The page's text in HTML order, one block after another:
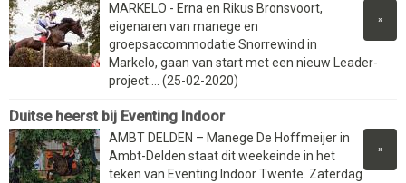
»
MARKELO - Erna en Rikus Bronsvoort,
eigenaren van manege en
groepsaccommodatie Snorrewind in
Markelo, gaan van start met een nieuw Leader-
project:... (25-02-2020)
Duitse heerst bij Eventing Indoor
»
AMBT DELDEN – Manege De Hoffmeijer in
Ambt-Delden staat dit weekeinde in het
teken van Eventing Indoor Twente. Zaterdag